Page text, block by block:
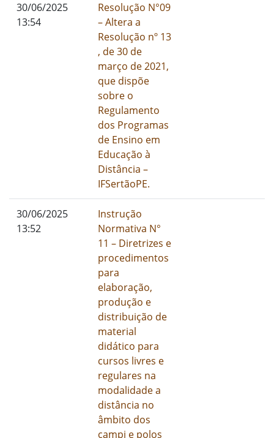
30/06/2025
13:54
Resolução N°09
– Altera a
Resolução nº 13
, de 30 de
março de 2021,
que dispõe
sobre o
Regulamento
dos Programas
de Ensino em
Educação à
Distância –
IFSertãoPE.
30/06/2025
13:52
Instrução
Normativa N°
11 – Diretrizes e
procedimentos
para
elaboração,
produção e
distribuição de
material
didático para
cursos livres e
regulares na
modalidade a
distância no
âmbito dos
campi e polos